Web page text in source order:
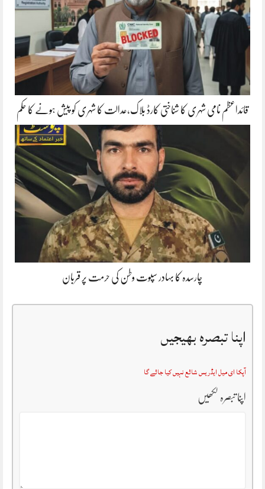
قائداعظم نامی شہری کا شناختی کارڈ بلاک،عدالت کا شہری کو پیش ہونے کا حکم
چارسدہ کا بہادر سپوت وطن کی حرمت پر قربان
اپنا تبصرہ بھیجیں
آپکا ای میل ایڈریس شائع نہیں کیا جائے گا
اپنا تبصرہ لکھیں